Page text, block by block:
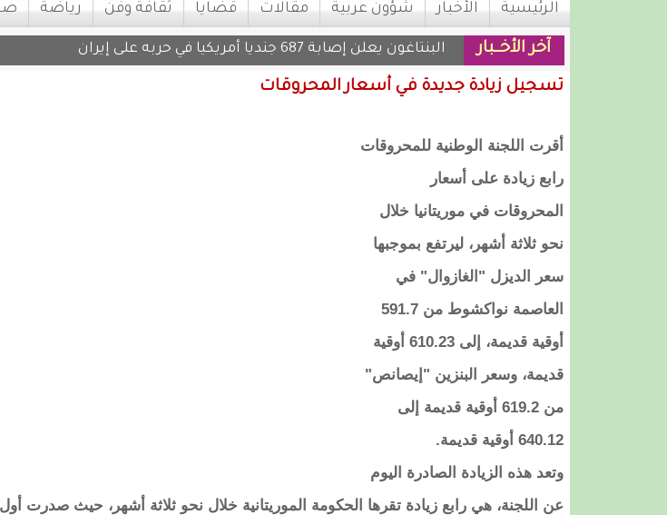
الرئيسية الأخبار شؤون عربية مقالات قضايا ثقافة وفن رياضة
آخر الأخــبار البنتاغون يعلن إصابة 687 جنديا أمريكيا في حربه على إيران
تسجيل زيادة جديدة في أسعار المحروقات
أقرت اللجنة الوطنية للمحروقات
رابع زيادة على أسعار
المحروقات في موريتانيا خلال
نحو ثلاثة أشهر، ليرتفع بموجبها
سعر الديزل "الغازوال" في
العاصمة نواكشوط من 591.7
أوقية قديمة، إلى 610.23 أوقية
قديمة، وسعر البنزين "إيصانص"
من 619.2 أوقية قديمة إلى
640.12 أوقية قديمة.
وتعد هذه الزيادة الصادرة اليوم
عن اللجنة، هي رابع زيادة تقرها الحكومة الموريتانية خلال نحو ثلاثة أشهر، حيث صدرت